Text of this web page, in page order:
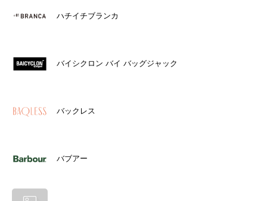
ハチイチブランカ
バイシクロン バイ バッグジャック
バックレス
バブアー